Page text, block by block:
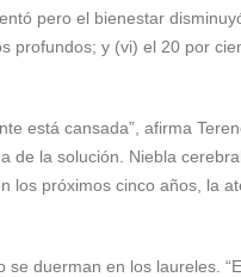
pero el bienestar
profundos; y (vi) el 20 por
está cansada”, afirma
de la solución. Niebla
los próximos cinco años, la
duerman en los laureles.